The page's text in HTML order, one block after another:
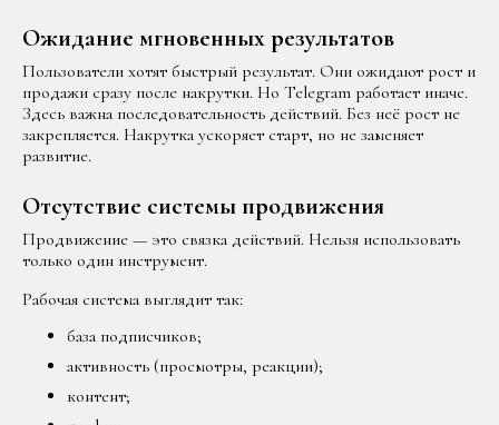
Ожидание мгновенных результатов
Пользователи хотят быстрый результат. Они ожидают рост и
продажи сразу после накрутки. Но Telegram работает иначе.
Здесь важна последовательность действий. Без неё рост не
закрепляется. Накрутка ускоряет старт, но не заменяет
развитие.
Отсутствие системы продвижения
Продвижение — это связка действий. Нельзя использовать
только один инструмент.
Рабочая система выглядит так:
база подписчиков;
активность (просмотры, реакции);
контент;